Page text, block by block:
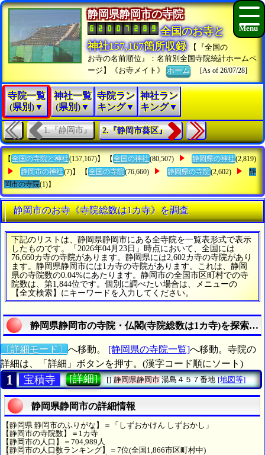
静岡県静岡市の寺院
全国のお寺と
神社157,167箇所収録
【『全国の
お寺の名前順位』：名前別全国寺院統計ホームペ
ージ】《お寺メイト》ホーム [As of 26/07/28]
寺院一覧
(県別)▼
神社一覧
(県別)▼
寺院ラン
キング▼
神社ラン
キング▼
1.『静岡市』 2.『静岡市葵区』
【 全国の寺院と神社(157,167)】 【 全国の神社(80,507) 静岡県の神社(2,819)
静岡市の神社(7)】 【 全国の寺院(76,660) 静岡県の寺院(2,602)
静
岡市の寺院(1)】
静岡市のお寺《寺院総数は1カ寺》を調査
下記のリストは、静岡県静岡市にある全寺院を一覧表形式で表示
したものです。「2026年04月23日」時点において、全国には
76,660カ寺の寺院があります。静岡県には2,602カ寺の寺院があり
ます。静岡県静岡市には1カ寺の寺院があります。これは、静岡
県の寺院数の0.04%にあたります。静岡市の全国市区町村での寺
院数は、第1,844位です。個別に調べたい場合は、メニューの
【全文検索】にキーワードを入力してください。
静岡県静岡市の寺院・仏閣(寺院総数は1カ寺)を探索す
〔詳細モード〕 へ移動。 [静岡県の寺院一覧]へ移動。寺院の
詳細は、「詳細」ボタンを押す。(漢字コード順にソート)
1 宝積寺 [詳細] [] 静岡県静岡市湯島４５７番地 [地図等]
静岡県静岡市の詳細情報
【静岡県 静岡市のふりがな】＝「しずおかけん しずおかし」
【静岡市の寺院数】＝1カ寺
【静岡市の人口】＝704,989人
【静岡市の人口数ランキング】＝7位(全国1,866市区町村中)